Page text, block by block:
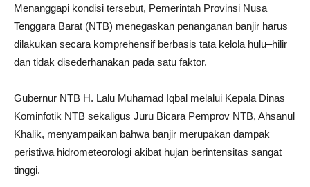
Menanggapi kondisi tersebut, Pemerintah Provinsi Nusa
Tenggara Barat (NTB) menegaskan penanganan banjir harus
dilakukan secara komprehensif berbasis tata kelola hulu–hilir
dan tidak disederhanakan pada satu faktor.
Gubernur NTB H. Lalu Muhamad Iqbal melalui Kepala Dinas
Kominfotik NTB sekaligus Juru Bicara Pemprov NTB, Ahsanul
Khalik, menyampaikan bahwa banjir merupakan dampak
peristiwa hidrometeorologi akibat hujan berintensitas sangat
tinggi.